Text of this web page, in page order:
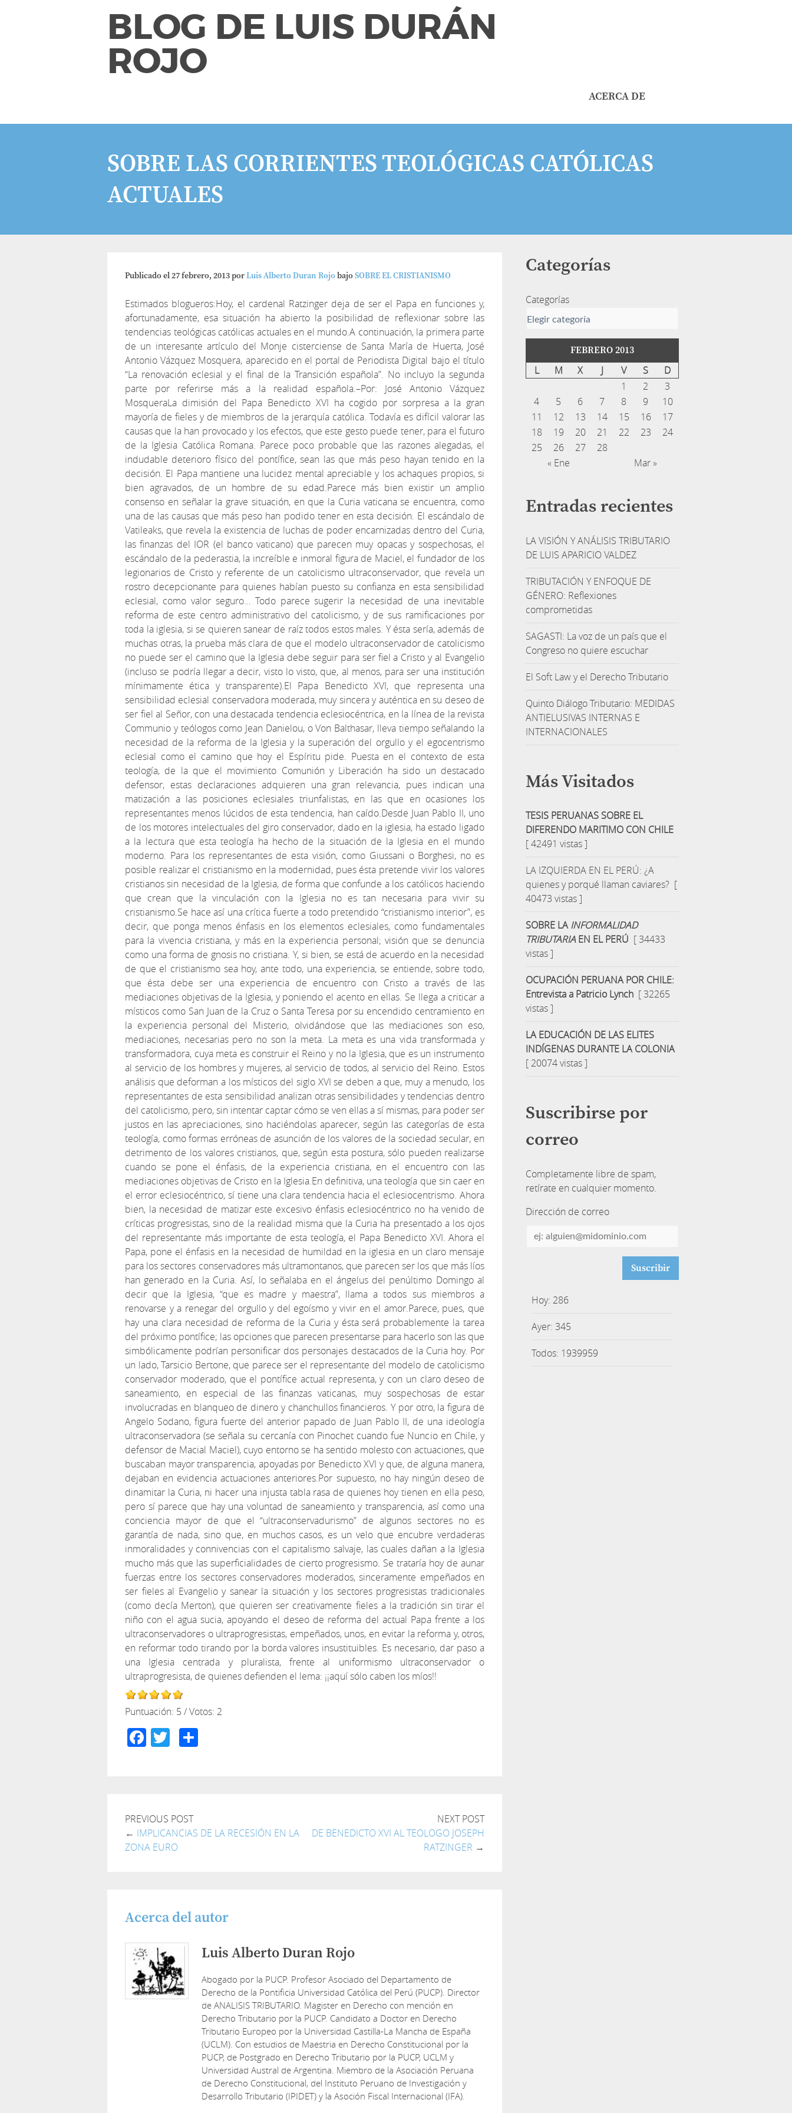
BLOG DE LUIS DURÁN
ROJO
ACERCA DE
SOBRE LAS CORRIENTES TEOLÓGICAS CATÓLICAS
ACTUALES
Publicado el27 febrero, 2013porLuis Alberto Duran RojobajoSOBRE EL CRISTIANISMO
Estimados blogueros:Hoy, el cardenal Ratzinger deja de ser el Papa en funciones y,
afortunadamente, esa situación ha abierto la posibilidad de reflexionar sobre las
tendencias teológicas católicas actuales en el mundo.A continuación, la primera parte
de un interesante artículo del Monje cisterciense de Santa María de Huerta, José
Antonio Vázquez Mosquera, aparecido en el portal de Periodista Digital bajo el título
“La renovación eclesial y el final de la Transición española”. No incluyo la segunda
parte por referirse más a la realidad española.–Por: José Antonio Vázquez
MosqueraLa dimisión del Papa Benedicto XVI ha cogido por sorpresa a la gran
mayoría de fieles y de miembros de la jerarquía católica. Todavía es difícil valorar las
causas que la han provocado y los efectos, que este gesto puede tener, para el futuro
de la Iglesia Católica Romana. Parece poco probable que las razones alegadas, el
indudable deterioro físico del pontífice, sean las que más peso hayan tenido en la
decisión. El Papa mantiene una lucidez mental apreciable y los achaques propios, si
bien agravados, de un hombre de su edad.Parece más bien existir un amplio
consenso en señalar la grave situación, en que la Curia vaticana se encuentra, como
una de las causas que más peso han podido tener en esta decisión. El escándalo de
Vatileaks, que revela la existencia de luchas de poder encarnizadas dentro del Curia,
las finanzas del IOR (el banco vaticano) que parecen muy opacas y sospechosas, el
escándalo de la pederastia, la increíble e inmoral figura de Maciel, el fundador de los
legionarios de Cristo y referente de un catolicismo ultraconservador, que revela un
rostro decepcionante para quienes habían puesto su confianza en esta sensibilidad
eclesial, como valor seguro… Todo parece sugerir la necesidad de una inevitable
reforma de este centro administrativo del catolicismo, y de sus ramificaciones por
toda la iglesia, si se quieren sanear de raíz todos estos males. Y ésta sería, además de
muchas otras, la prueba más clara de que el modelo ultraconservador de catolicismo
no puede ser el camino que la Iglesia debe seguir para ser fiel a Cristo y al Evangelio
(incluso se podría llegar a decir, visto lo visto, que, al menos, para ser una institución
mínimamente ética y transparente).El Papa Benedicto XVI, que representa una
sensibilidad eclesial conservadora moderada, muy sincera y auténtica en su deseo de
ser fiel al Señor, con una destacada tendencia eclesiocéntrica, en la línea de la revista
Communio y teólogos como Jean Danielou, o Von Balthasar, lleva tiempo señalando la
necesidad de la reforma de la Iglesia y la superación del orgullo y el egocentrismo
eclesial como el camino que hoy el Espíritu pide. Puesta en el contexto de esta
teología, de la que el movimiento Comunión y Liberación ha sido un destacado
defensor, estas declaraciones adquieren una gran relevancia, pues indican una
matización a las posiciones eclesiales triunfalistas, en las que en ocasiones los
representantes menos lúcidos de esta tendencia, han caído.Desde Juan Pablo II, uno
de los motores intelectuales del giro conservador, dado en la iglesia, ha estado ligado
a la lectura que esta teología ha hecho de la situación de la Iglesia en el mundo
moderno. Para los representantes de esta visión, como Giussani o Borghesi, no es
posible realizar el cristianismo en la modernidad, pues ésta pretende vivir los valores
cristianos sin necesidad de la Iglesia, de forma que confunde a los católicos haciendo
que crean que la vinculación con la Iglesia no es tan necesaria para vivir su
cristianismo.Se hace así una crítica fuerte a todo pretendido “cristianismo interior”, es
decir, que ponga menos énfasis en los elementos eclesiales, como fundamentales
para la vivencia cristiana, y más en la experiencia personal; visión que se denuncia
como una forma de gnosis no cristiana. Y, si bien, se está de acuerdo en la necesidad
de que el cristianismo sea hoy, ante todo, una experiencia, se entiende, sobre todo,
que ésta debe ser una experiencia de encuentro con Cristo a través de las
mediaciones objetivas de la Iglesia, y poniendo el acento en ellas. Se llega a criticar a
místicos como San Juan de la Cruz o Santa Teresa por su encendido centramiento en
la experiencia personal del Misterio, olvidándose que las mediaciones son eso,
mediaciones, necesarias pero no son la meta. La meta es una vida transformada y
transformadora, cuya meta es construir el Reino y no la Iglesia, que es un instrumento
al servicio de los hombres y mujeres, al servicio de todos, al servicio del Reino. Estos
análisis que deforman a los místicos del siglo XVI se deben a que, muy a menudo, los
representantes de esta sensibilidad analizan otras sensibilidades y tendencias dentro
del catolicismo, pero, sin intentar captar cómo se ven ellas a sí mismas, para poder ser
justos en las apreciaciones, sino haciéndolas aparecer, según las categorías de esta
teología, como formas erróneas de asunción de los valores de la sociedad secular, en
detrimento de los valores cristianos, que, según esta postura, sólo pueden realizarse
cuando se pone el énfasis, de la experiencia cristiana, en el encuentro con las
mediaciones objetivas de Cristo en la Iglesia.En definitiva, una teología que sin caer en
el error eclesiocéntrico, sí tiene una clara tendencia hacia el eclesiocentrismo. Ahora
bien, la necesidad de matizar este excesivo énfasis eclesiocéntrico no ha venido de
críticas progresistas, sino de la realidad misma que la Curia ha presentado a los ojos
del representante más importante de esta teología, el Papa Benedicto XVI. Ahora el
Papa, pone el énfasis en la necesidad de humildad en la iglesia en un claro mensaje
para los sectores conservadores más ultramontanos, que parecen ser los que más líos
han generado en la Curia. Así, lo señalaba en el ángelus del penúltimo Domingo al
decir que la Iglesia, “que es madre y maestra”, llama a todos sus miembros a
renovarse y a renegar del orgullo y del egoísmo y vivir en el amor.Parece, pues, que
hay una clara necesidad de reforma de la Curia y ésta será probablemente la tarea
del próximo pontífice; las opciones que parecen presentarse para hacerlo son las que
simbólicamente podrían personificar dos personajes destacados de la Curia hoy. Por
un lado, Tarsicio Bertone, que parece ser el representante del modelo de catolicismo
conservador moderado, que el pontífice actual representa, y con un claro deseo de
saneamiento, en especial de las finanzas vaticanas, muy sospechosas de estar
involucradas en blanqueo de dinero y chanchullos financieros. Y por otro, la figura de
Angelo Sodano, figura fuerte del anterior papado de Juan Pablo II, de una ideología
ultraconservadora (se señala su cercanía con Pinochet cuando fue Nuncio en Chile, y
defensor de Macial Maciel), cuyo entorno se ha sentido molesto con actuaciones, que
buscaban mayor transparencia, apoyadas por Benedicto XVI y que, de alguna manera,
dejaban en evidencia actuaciones anteriores.Por supuesto, no hay ningún deseo de
dinamitar la Curia, ni hacer una injusta tabla rasa de quienes hoy tienen en ella peso,
pero sí parece que hay una voluntad de saneamiento y transparencia, así como una
conciencia mayor de que el “ultraconservadurismo” de algunos sectores no es
garantía de nada, sino que, en muchos casos, es un velo que encubre verdaderas
inmoralidades y connivencias con el capitalismo salvaje, las cuales dañan a la Iglesia
mucho más que las superficialidades de cierto progresismo. Se trataría hoy de aunar
fuerzas entre los sectores conservadores moderados, sinceramente empeñados en
ser fieles al Evangelio y sanear la situación y los sectores progresistas tradicionales
(como decía Merton), que quieren ser creativamente fieles a la tradición sin tirar el
niño con el agua sucia, apoyando el deseo de reforma del actual Papa frente a los
ultraconservadores o ultraprogresistas, empeñados, unos, en evitar la reforma y, otros,
en reformar todo tirando por la borda valores insustituibles. Es necesario, dar paso a
una Iglesia centrada y pluralista, frente al uniformismo ultraconservador o
ultraprogresista, de quienes defienden el lema: ¡¡aquí sólo caben los míos!!
Puntuación: 5 / Votos: 2
Facebook
Twitter
PREVIOUS POST
← IMPLICANCIAS DE LA RECESIÓN EN LA
ZONA EURO
NEXT POST
DE BENEDICTO XVI AL TEOLOGO JOSEPH
RATZINGER →
Acerca del autor
Luis Alberto Duran Rojo
Abogado por la PUCP. Profesor Asociado del Departamento de
Derecho de la Pontificia Universidad Católica del Perú (PUCP). Director
de ANALISIS TRIBUTARIO. Magister en Derecho con mención en
Derecho Tributario por la PUCP. Candidato a Doctor en Derecho
Tributario Europeo por la Universidad Castilla-La Mancha de España
(UCLM). Con estudios de Maestria en Derecho Constitucional por la
PUCP, de Postgrado en Derecho Tributario por la PUCP, UCLM y
Universidad Austral de Argentina. Miembro de la Asociación Peruana
de Derecho Constitucional, del Instituto Peruano de Investigación y
Desarrollo Tributario (IPIDET) y la Asoción Fiscal Internacional (IFA).
Categorías
Categorías
FEBRERO 2013
L M X J V S D
« Ene Mar »
1 2
3
4
5 6 7 8 9
10
11
12 13 14 15 16
17
18
19 20 21 22 23
24
25
26 27 28
Entradas recientes
LA VISIÓN Y ANÁLISIS TRIBUTARIO
DE LUIS APARICIO VALDEZ
TRIBUTACIÓN Y ENFOQUE DE
GÉNERO: Reflexiones
comprometidas
SAGASTI: La voz de un país que el
Congreso no quiere escuchar
El Soft Law y el Derecho Tributario
Quinto Diálogo Tributario: MEDIDAS
ANTIELUSIVAS INTERNAS E
INTERNACIONALES
Más Visitados
TESIS PERUANAS SOBRE EL
DIFERENDO MARITIMO CON CHILE
[ 42491 vistas ]
LA IZQUIERDA EN EL PERÚ: ¿A
quienes y porqué llaman caviares? [
40473 vistas ]
SOBRE LAINFORMALIDAD
TRIBUTARIAEN EL PERÚ [ 34433
vistas ]
OCUPACIÓN PERUANA POR CHILE:
Entrevista a Patricio Lynch [ 32265
vistas ]
LA EDUCACIÓN DE LAS ELITES
INDÍGENAS DURANTE LA COLONIA
[ 20074 vistas ]
Suscribirse por
correo
Completamente libre de spam,
retírate en cualquier momento.
Dirección de correo
Dirección
Hoy: 286
Ayer: 345
Todos: 1939959